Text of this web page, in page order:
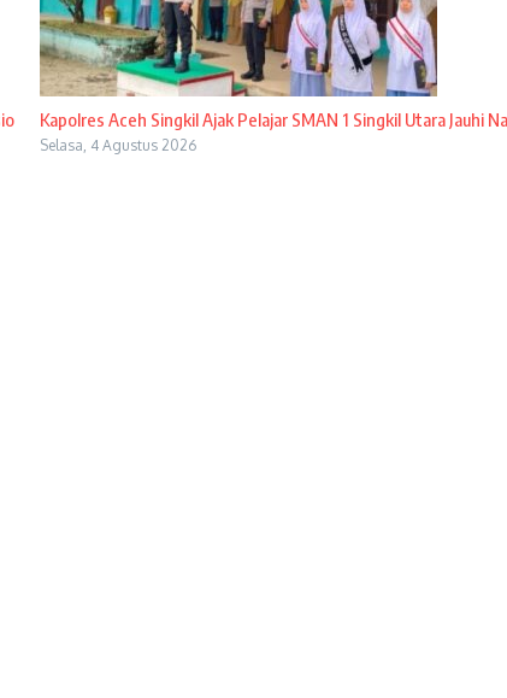
Kapolres Aceh Singkil Ajak Pelajar SMAN 1 Singkil Utara Jauhi
Selasa, 4 Agustus 2026